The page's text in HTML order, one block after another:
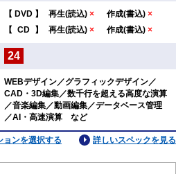
【 DVD 】 再生(読込) × 作成(書込) ×
【 CD 】 再生(読込) × 作成(書込) ×
24
WEBデザイン／グラフィックデザイン／
CAD・3D編集／数千行を超える高度な演算
／音楽編集／動画編集／データベース管理
／AI・高速演算 など
詳しいスペックを見る
ョンを選択する